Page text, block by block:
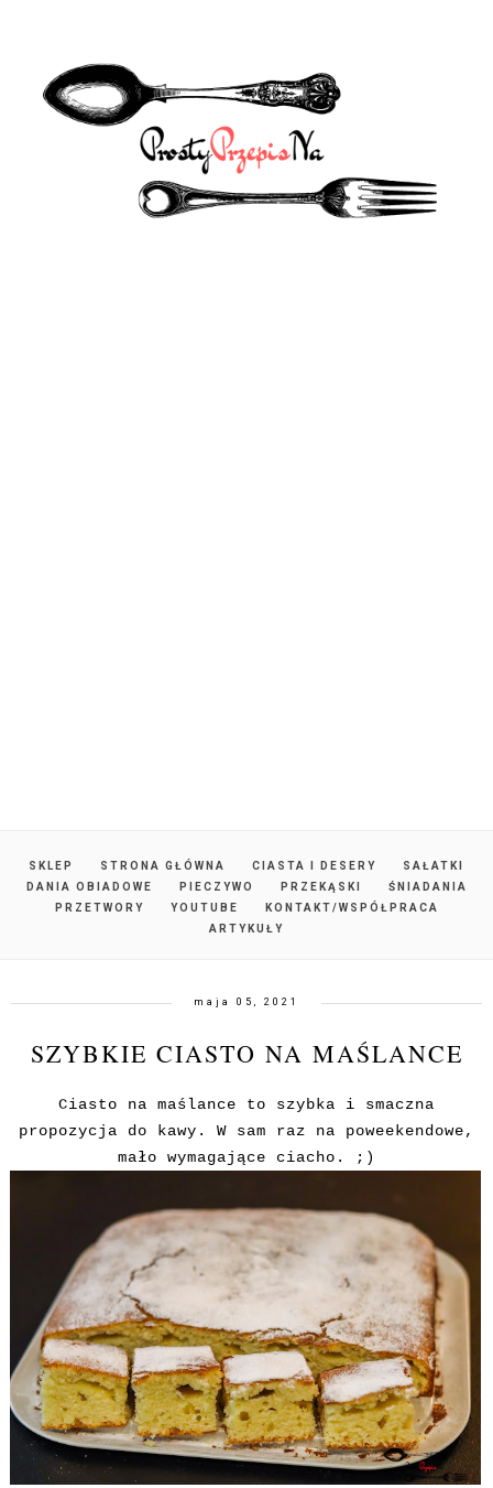
SKLEP STRONA GŁÓWNA CIASTA I DESERY
SAŁATKI
DANIA OBIADOWE
PIECZYWO PRZEKĄSKI
ŚNIADANIA
PRZETWORY
YOUTUBE
KONTAKT/WSPÓŁPRACA
ARTYKUŁY
maja 05, 2021
SZYBKIE CIASTO NA MAŚLANCE
Ciasto na maślance to szybka i smaczna
propozycja do kawy. W sam raz na poweekendowe,
mało wymagające ciacho. ;)